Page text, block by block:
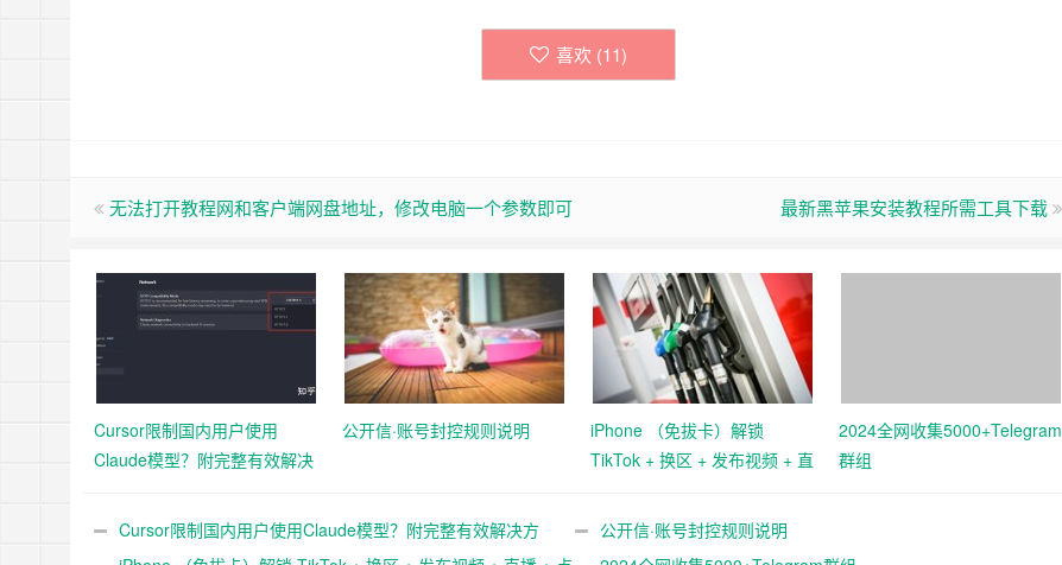
喜欢 (11)
无法打开教程网和客户端网盘地址，修改电脑一个参数即可 最新黑苹果安装教程所需工具下载
Cursor限制国内用户使用
Claude模型？附完整有效解决
公开信·账号封控规则说明
iPhone （免拔卡）解锁
TikTok + 换区 + 发布视频 + 直
2024全网收集5000+Telegram
群组
Cursor限制国内用户使用Claude模型？附完整有效解决方
公开信·账号封控规则说明